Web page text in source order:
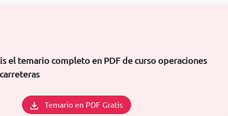
el temario completo en PDF de curso operaciones
Temario en PDF Gratis